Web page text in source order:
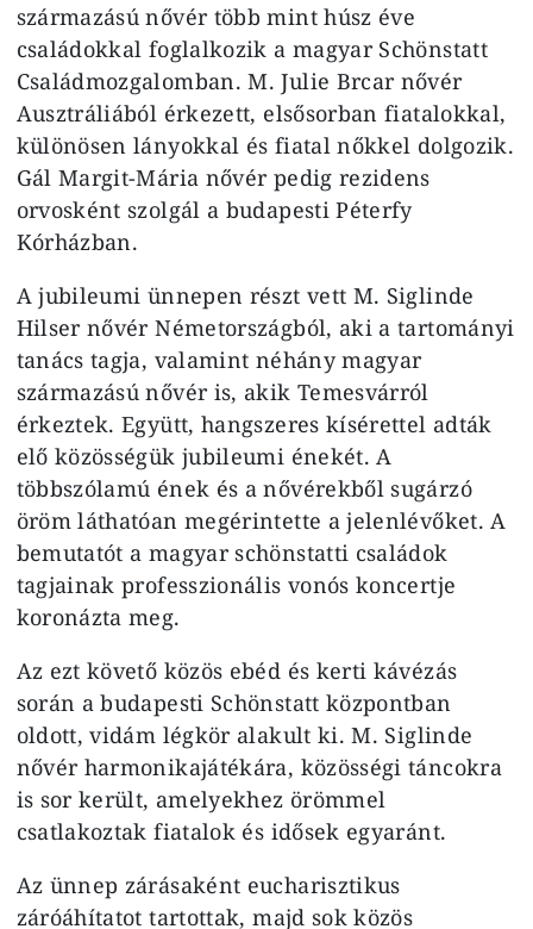
származású nővér több mint húsz éve
családokkal foglalkozik a magyar Schönstatt
Családmozgalomban. M. Julie Brcar nővér
Ausztráliából érkezett, elsősorban fiatalokkal,
különösen lányokkal és fiatal nőkkel dolgozik.
Gál Margit-Mária nővér pedig rezidens
orvosként szolgál a budapesti Péterfy
Kórházban.
A jubileumi ünnepen részt vett M. Siglinde
Hilser nővér Németországból, aki a tartományi
tanács tagja, valamint néhány magyar
származású nővér is, akik Temesvárról
érkeztek. Együtt, hangszeres kísérettel adták
elő közösségük jubileumi énekét. A
többszólamú ének és a nővérekből sugárzó
öröm láthatóan megérintette a jelenlévőket. A
bemutatót a magyar schönstatti családok
tagjainak professzionális vonós koncertje
koronázta meg.
Az ezt követő közös ebéd és kerti kávézás
során a budapesti Schönstatt központban
oldott, vidám légkör alakult ki. M. Siglinde
nővér harmonikajátékára, közösségi táncokra
is sor került, amelyekhez örömmel
csatlakoztak fiatalok és idősek egyaránt.
Az ünnep zárásaként eucharisztikus
záróáhítatot tartottak, majd sok közös